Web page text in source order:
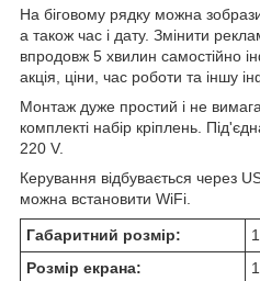
На біговому рядку можна
а також час і дату. Змінити
впродовж 5 хвилин самостійно
акція, ціни, час роботи та іншу
Монтаж дуже простий і не
комплекті набір кріплень.
220 V.
Керування відбувається через
можна встановити WiFi.
Габаритний розмір:
Розмір екрана: